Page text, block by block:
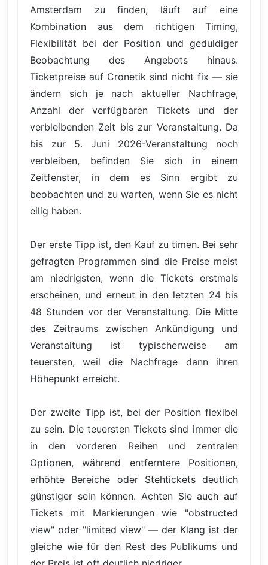
Amsterdam zu finden, läuft auf eine
Kombination aus dem richtigen Timing,
Flexibilität bei der Position und geduldiger
Beobachtung des Angebots hinaus.
Ticketpreise auf Cronetik sind nicht fix — sie
ändern sich je nach aktueller Nachfrage,
Anzahl der verfügbaren Tickets und der
verbleibenden Zeit bis zur Veranstaltung. Da
bis zur 5. Juni 2026-Veranstaltung noch
verbleiben, befinden Sie sich in einem
Zeitfenster, in dem es Sinn ergibt zu
beobachten und zu warten, wenn Sie es nicht
eilig haben.
Der erste Tipp ist, den Kauf zu timen. Bei sehr
gefragten Programmen sind die Preise meist
am niedrigsten, wenn die Tickets erstmals
erscheinen, und erneut in den letzten 24 bis
48 Stunden vor der Veranstaltung. Die Mitte
des Zeitraums zwischen Ankündigung und
Veranstaltung ist typischerweise am
teuersten, weil die Nachfrage dann ihren
Höhepunkt erreicht.
Der zweite Tipp ist, bei der Position flexibel
zu sein. Die teuersten Tickets sind immer die
in den vorderen Reihen und zentralen
Optionen, während entferntere Positionen,
erhöhte Bereiche oder Stehtickets deutlich
günstiger sein können. Achten Sie auch auf
Tickets mit Markierungen wie "obstructed
view" oder "limited view" — der Klang ist der
gleiche wie für den Rest des Publikums und